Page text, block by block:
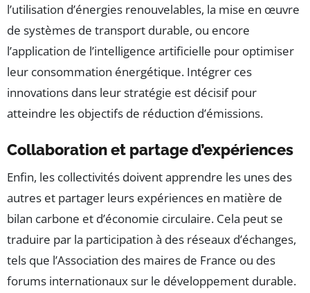
l’utilisation d’énergies renouvelables, la mise en œuvre
de systèmes de transport durable, ou encore
l’application de l’intelligence artificielle pour optimiser
leur consommation énergétique. Intégrer ces
innovations dans leur stratégie est décisif pour
atteindre les objectifs de réduction d’émissions.
Collaboration et partage d’expériences
Enfin, les collectivités doivent apprendre les unes des
autres et partager leurs expériences en matière de
bilan carbone et d’économie circulaire. Cela peut se
traduire par la participation à des réseaux d’échanges,
tels que l’Association des maires de France ou des
forums internationaux sur le développement durable.